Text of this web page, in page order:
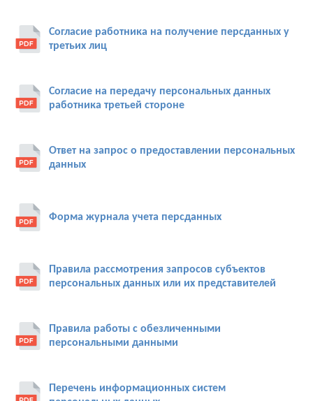
Согласие работника на получение персданных у
третьих лиц
Согласие на передачу персональных данных
работника третьей стороне
Ответ на запрос о предоставлении персональных
данных
Форма журнала учета персданных
Правила рассмотрения запросов субъектов
персональных данных или их представителей
Правила работы с обезличенными
персональными данными
Перечень информационных систем